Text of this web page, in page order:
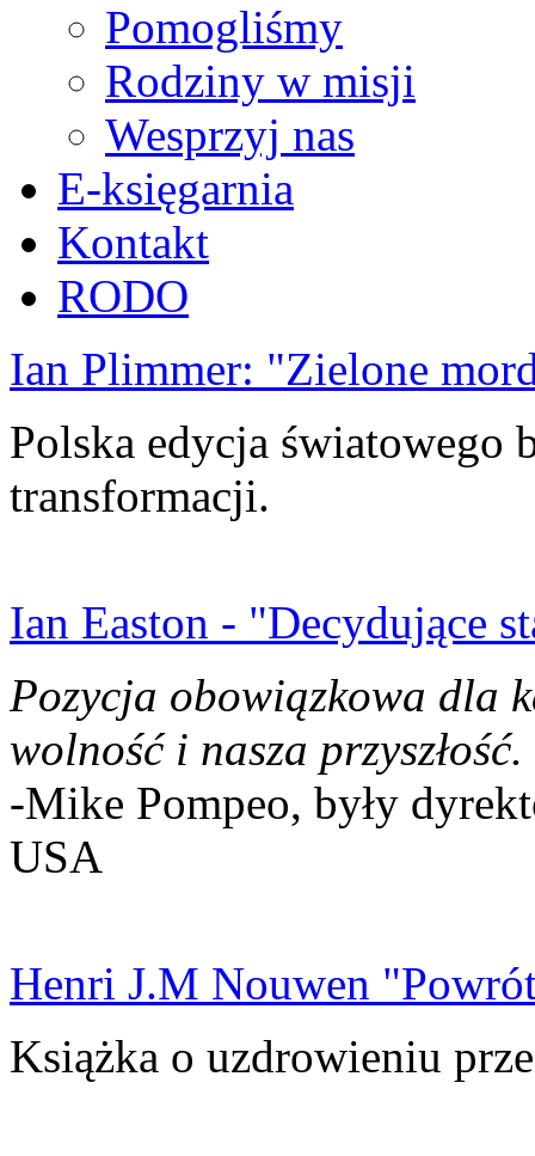
Pomogliśmy
Rodziny w misji
Wesprzyj nas
E-księgarnia
Kontakt
RODO
Ian Plimmer: "Zielone
Polska edycja światowego
transformacji.
Ian Easton - "Decydujące
Pozycja obowiązkowa dla
wolność i nasza przyszłość.
-Mike Pompeo, były
USA
Henri J.M Nouwen
Książka o uzdrowieniu